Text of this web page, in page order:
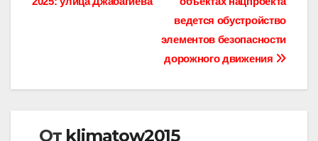
ведется обустройство
элементов безопасности
дорожного движения
От klimatow2015